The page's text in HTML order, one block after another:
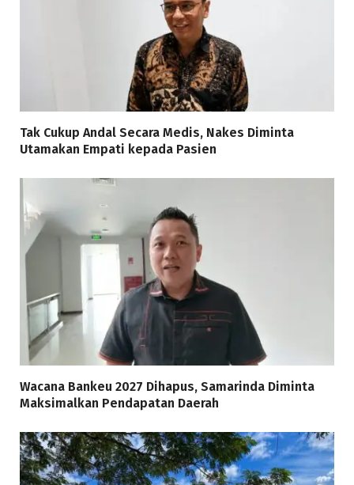
Tak Cukup Andal Secara Medis, Nakes Diminta
Utamakan Empati kepada Pasien
Wacana Bankeu 2027 Dihapus, Samarinda Diminta
Maksimalkan Pendapatan Daerah